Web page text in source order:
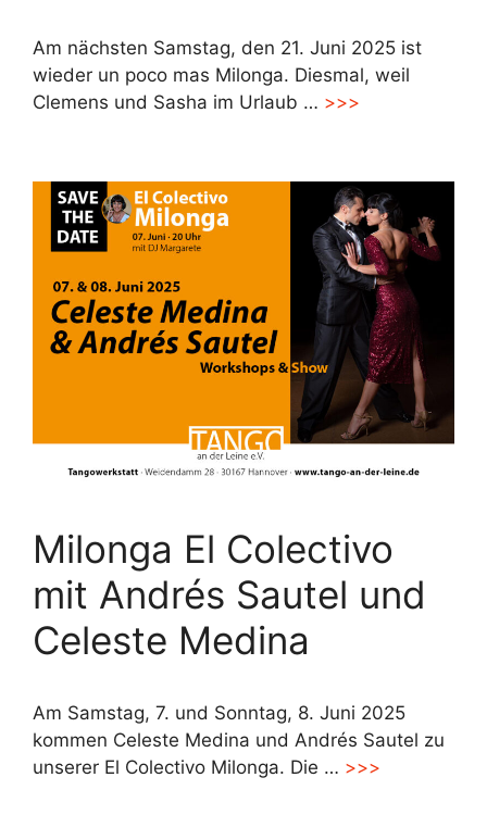
Am nächsten Samstag, den 21. Juni 2025 ist
wieder un poco mas Milonga. Diesmal, weil
Clemens und Sasha im Urlaub … >>>
Milonga El Colectivo
mit Andrés Sautel und
Celeste Medina
Am Samstag, 7. und Sonntag, 8. Juni 2025
kommen Celeste Medina und Andrés Sautel zu
unserer El Colectivo Milonga. Die … >>>